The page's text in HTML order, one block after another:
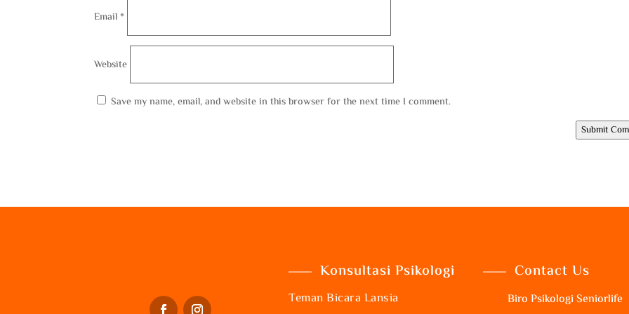
Email *
Website
Save my name, email, and website in this browser for the next time I comment.
Submit
Konsultasi Psikologi
Teman Bicara Lansia
Contact Us
Biro Psikologi Seniorlife